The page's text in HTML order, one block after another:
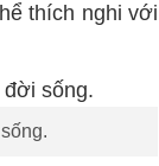
thích nghi với